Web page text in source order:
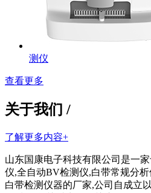
测仪
查看更多
关于我们 /
了解更多内容+
山东国康电子科技有限公司是一
仪,全自动BV检测仪,白带常规分
白带检测仪器的厂家,公司自成立